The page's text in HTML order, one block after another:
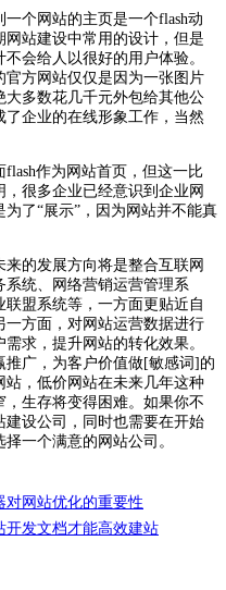
个网站的主页是一个flash动
站建设中常用的设计，但是
会给人以很好的用户体验。
方网站仅仅是因为一张图片
多数花几千元外包给其他公
企业的在线形象工作，当然
作为网站首页，但这一比
很多企业已经意识到企业网
了“展示”，因为网站并不能真
的发展方向将是整合互联网
系统、网络营销运营管理系
盟系统等，一方面更贴近自
方面，对网站运营数据进行
求，提升网站的转化效果。
推广，为客户价值做[敏感词]的
，低价网站在未来几年这种
生存将变得困难。如果你不
设公司，同时也需要在开始
一个满意的网站公司。
对网站优化的重要性
开发文档才能高效建站